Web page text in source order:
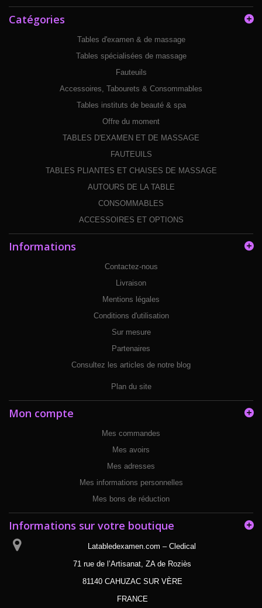
Catégories
Tables d'examen & de massage
Tables spécialisées de massage
Fauteuils
Accessoires, Tabourets & Consommables
Tables instituts de beauté & spa
Offre du moment
TABLES D'EXAMEN ET DE MASSAGE
FAUTEUILS
TABLES PLIANTES ET CHAISES DE MASSAGE
AUTOURS DE LA TABLE
CONSOMMABLES
ACCESSOIRES ET OPTIONS
Informations
Contactez-nous
Livraison
Mentions légales
Conditions d'utilisation
Sur mesure
Partenaires
Consultez les articles de notre blog
Plan du site
Mon compte
Mes commandes
Mes avoirs
Mes adresses
Mes informations personnelles
Mes bons de réduction
Informations sur votre boutique
Latabledexamen.com – Cledical
71 rue de l’Artisanat, ZA de Roziès
81140 CAHUZAC SUR VÈRE
FRANCE